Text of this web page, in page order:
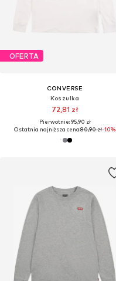
OFERTA
CONVERSE
Koszulka
72,81 zł
Pierwotnie: 95,90 zł
Ostatnia najniższa cena:80,90 zł-10%